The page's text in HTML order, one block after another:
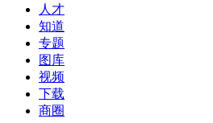
人才
知道
专题
图库
视频
下载
商圈